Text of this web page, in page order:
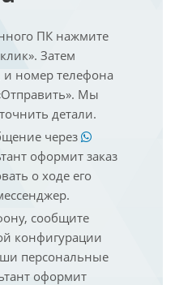
ПК нажмите
Затем
номер телефона
Мы
детали.
через
оформит заказ
о ходе его
сообщите
конфигурации
персональные
оформит